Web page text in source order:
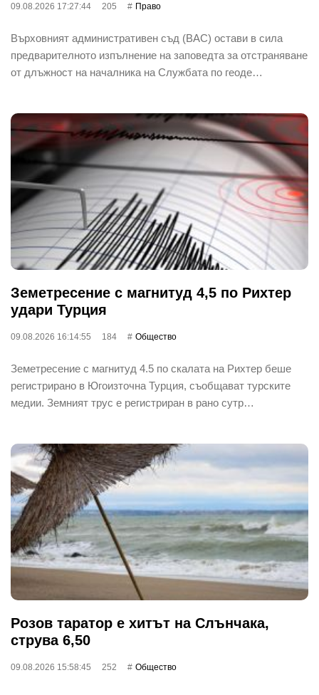
09.08.2026 17:27:44 205 Право
Върховният административен съд (ВАС) остави в сила
предварителното изпълнение на заповедта за отстраняване
от длъжност на началника на Службата по геоде…
Земетресение с магнитуд 4,5 по Рихтер
удари Турция
09.08.2026 16:14:55 184 Общество
Земетресение с магнитуд 4.5 по скалата на Рихтер беше
регистрирано в Югоизточна Турция, съобщават турските
медии. Земният трус е регистриран в рано сутр…
Розов таратор е хитът на Слънчака,
струва 6,50
09.08.2026 15:58:45 252 Общество